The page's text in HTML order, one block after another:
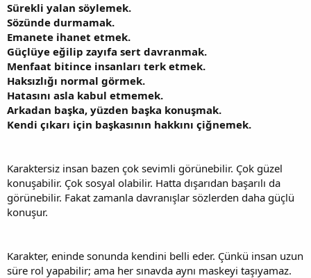
Sürekli yalan söylemek.
Sözünde durmamak.
Emanete ihanet etmek.
Güçlüye eğilip zayıfa sert davranmak.
Menfaat bitince insanları terk etmek.
Haksızlığı normal görmek.
Hatasını asla kabul etmemek.
Arkadan başka, yüzden başka konuşmak.
Kendi çıkarı için başkasının hakkını çiğnemek.
Karaktersiz insan bazen çok sevimli görünebilir. Çok güzel
konuşabilir. Çok sosyal olabilir. Hatta dışarıdan başarılı da
görünebilir. Fakat zamanla davranışlar sözlerden daha güçlü
konuşur.
Karakter, eninde sonunda kendini belli eder. Çünkü insan uzun
süre rol yapabilir; ama her sınavda aynı maskeyi taşıyamaz.